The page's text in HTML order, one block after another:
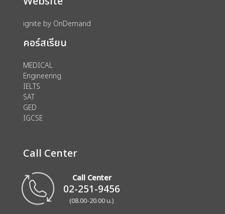
ignite by OnDemand
คอร์สเรียน
MEDICAL
Engineering
IELTS
SAT
GED
IGCSE
Call Center
Call Center
02-251-9456
(08.00-20.00 น.)